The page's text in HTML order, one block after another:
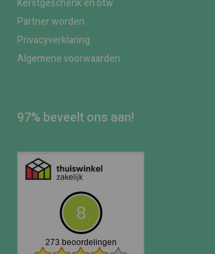
Kerstgeschenk en btw
Partner worden
Privacyverklaring
Algemene voorwaarden
97% beveelt ons aan!